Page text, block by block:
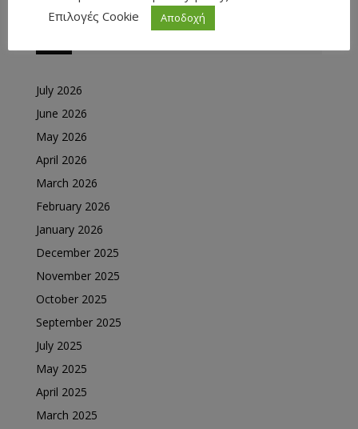
July 2026
June 2026
May 2026
April 2026
March 2026
February 2026
January 2026
December 2025
November 2025
October 2025
September 2025
July 2025
May 2025
April 2025
March 2025
Επιλογές Cookie
Αποδοχή